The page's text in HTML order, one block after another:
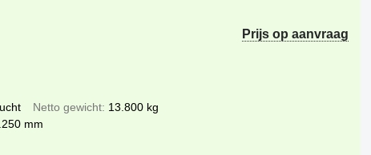
Prijs op aanvraag
Netto gewicht 13.800 kg
mm